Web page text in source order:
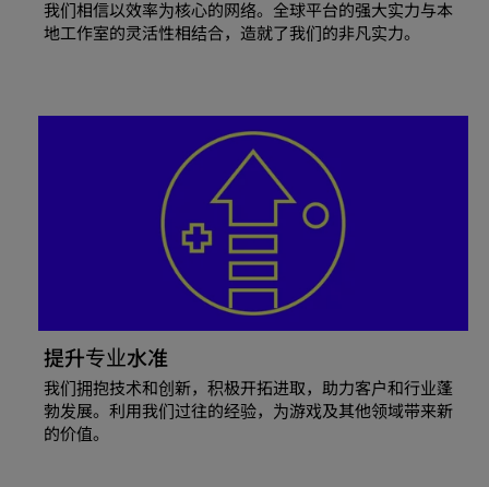
我们相信以效率为核心的网络。全球平台的强大实力与本
地工作室的灵活性相结合，造就了我们的非凡实力。
提升专业水准
我们拥抱技术和创新，积极开拓进取，助力客户和行业蓬
勃发展。利用我们过往的经验，为游戏及其他领域带来新
的价值。